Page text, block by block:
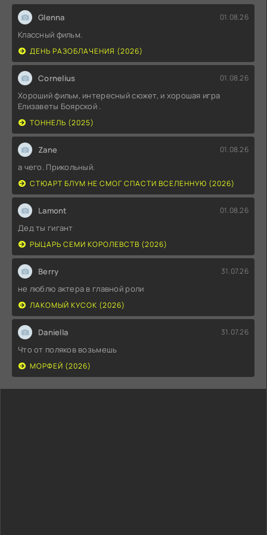
Glenna 01.08.26
Классный фильм.
ДЕНЬ РАЗОБЛАЧЕНИЯ (2026)
Cornelius 01.08.26
Хороший фильм, интересный сюжет, и хорошая игра
Елизаветы Боярской .
ТОННЕЛЬ (2025)
Zane 01.08.26
а чего. Прикольный.
СТЮАРТ БЛУМ НЕ СМОГ СПАСТИ ВСЕЛЕННУЮ (2026)
Lamont 01.08.26
Дед ты гигант
РЫЦАРЬ СЕМИ КОРОЛЕВСТВ (2026)
Berry 31.07.26
не люблю актера в главной роли
ЛАКОМЫЙ КУСОК (2026)
Daniella 31.07.26
Что от поляков возьмешь
МОРФЕЙ (2026)